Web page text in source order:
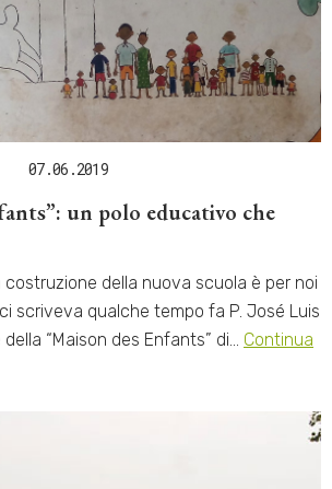
07.06.2019
un polo educativo che
costruzione della nuova scuola è per noi
scriveva qualche tempo fa P. José Luis
“Maison des Enfants” di… Continua